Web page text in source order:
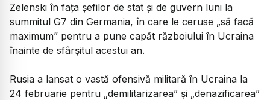
Zelenski în faţa şefilor de stat şi de guvern luni la
summitul G7 din Germania, în care le ceruse „să facă
maximum” pentru a pune capăt războiului în Ucraina
înainte de sfârşitul acestui an.
Rusia a lansat o vastă ofensivă militară în Ucraina la
24 februarie pentru „demilitarizarea” şi „denazificarea”